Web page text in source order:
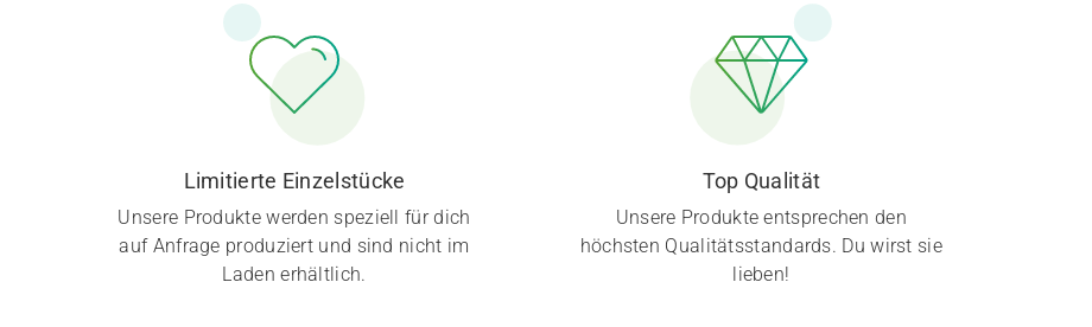
Limitierte Einzelstücke
Unsere Produkte werden speziell für dich
auf Anfrage produziert und sind nicht im
Laden erhältlich.
Top Qualität
Unsere Produkte entsprechen den
höchsten Qualitätsstandards. Du wirst sie
lieben!